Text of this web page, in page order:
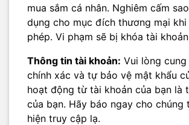
mua sắm cá nhân. Nghiêm cấm
dụng cho mục đích thương mại
phép. Vi phạm sẽ bị khóa tài
Thông tin tài khoản: Vui lòng
chính xác và tự bảo vệ mật khẩu
hoạt động từ tài khoản của bạn là
của bạn. Hãy báo ngay cho chúng
hiện truy cập lạ.